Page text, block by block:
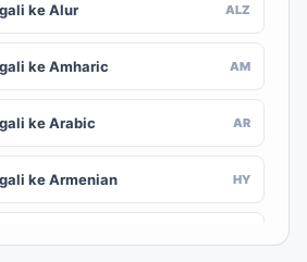
ke Alur ALZ
ke Amharic AM
ke Arabic AR
ke Armenian HY